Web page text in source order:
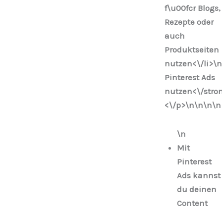
f\u00fcr Blogs,
Rezepte oder
auch
Produktseiten
nutzen<\/li>\n
Pinterest Ads
nutzen<\/
<\/p>\n\n\n\n
\n
Mit
Pinterest
Ads kannst
du deinen
Content